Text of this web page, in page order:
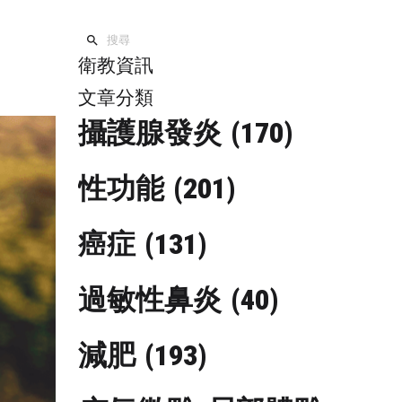
衛教資訊
文章分類
攝護腺發炎 (170)
性功能 (201)
癌症 (131)
過敏性鼻炎 (40)
減肥 (193)